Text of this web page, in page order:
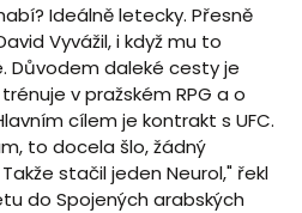
Ideálně letecky. Přesně
Vyvážil, i když mu to
Důvodem daleké cesty je
v pražském RPG a o
cílem je kontrakt s UFC.
to docela šlo, žádný
stačil jeden Neurol," řekl
do Spojených arabských